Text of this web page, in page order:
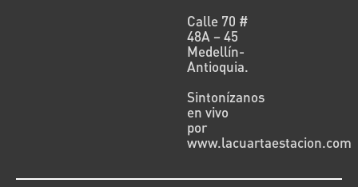
Calle 70 #
48A – 45
Medellín-
Antioquia.
Sintonízanos
en vivo
por
www.lacuartaestacion.com